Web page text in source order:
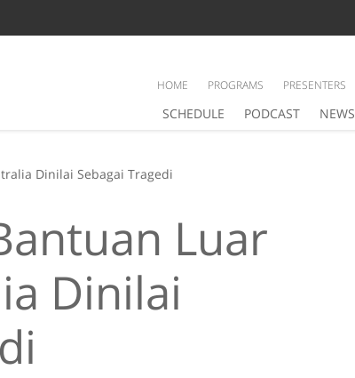
SCHEDULE PODCAST NEWS
HOME PROGRAMS PRESENTERS
Dinilai Sebagai Tragedi
Luar
Dinilai